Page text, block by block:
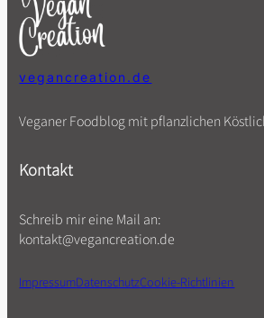
vegancreation.de
Veganer Foodblog mit pflanzlichen
Kontakt
Schreib mir eine Mail an:
kontakt@vegancreation.de
ImpressumDatenschutzCookie-Richtlinien